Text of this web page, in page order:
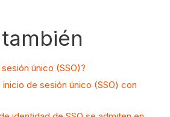
único (SSO)?
de sesión único (SSO) con